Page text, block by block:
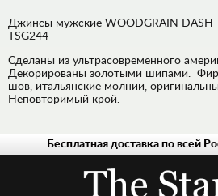
Джинсы мужские WOODGRAIN DASH
TSG244
Сделаны из ультрасовременного
Декорированы золотыми шипами.
шов, итальянские молнии,
Неповторимый крой.
МУЖСКАЯБесплатная доставка по всей